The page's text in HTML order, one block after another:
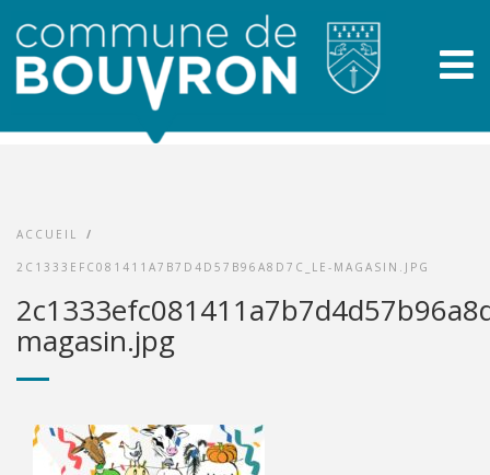
ACCUEIL /
2C1333EFC081411A7B7D4D57B96A8D7C_LE-MAGASIN.JPG
magasin.jpg